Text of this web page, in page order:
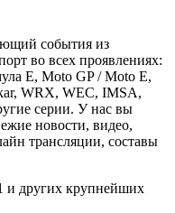
события из
во всех проявлениях:
Е, Moto GP / Moto E,
WRX, WEC, IMSA,
серии. У нас вы
новости, видео,
трансляции, составы
и других крупнейших